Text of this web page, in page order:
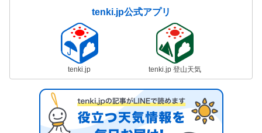
tenki.jp公式アプリ
tenki.jp tenki.jp 登山天気